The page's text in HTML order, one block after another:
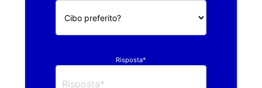
Risposta*